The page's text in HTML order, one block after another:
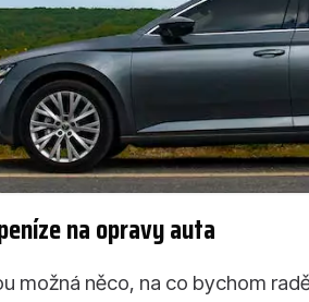
na opravy auta
možná něco, na co bychom